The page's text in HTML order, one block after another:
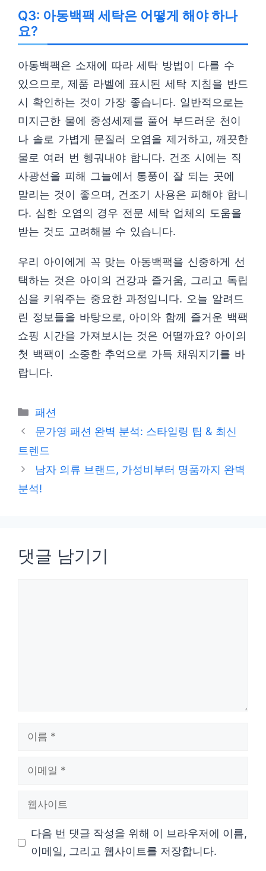
Q3: 아동백팩 세탁은 어떻게 해야 하나
요?
아동백팩은 소재에 따라 세탁 방법이 다를 수
있으므로, 제품 라벨에 표시된 세탁 지침을 반드
시 확인하는 것이 가장 좋습니다. 일반적으로는
미지근한 물에 중성세제를 풀어 부드러운 천이
나 솔로 가볍게 문질러 오염을 제거하고, 깨끗한
물로 여러 번 헹궈내야 합니다. 건조 시에는 직
사광선을 피해 그늘에서 통풍이 잘 되는 곳에
말리는 것이 좋으며, 건조기 사용은 피해야 합니
다. 심한 오염의 경우 전문 세탁 업체의 도움을
받는 것도 고려해볼 수 있습니다.
우리 아이에게 꼭 맞는 아동백팩을 신중하게 선
택하는 것은 아이의 건강과 즐거움, 그리고 독립
심을 키워주는 중요한 과정입니다. 오늘 알려드
린 정보들을 바탕으로, 아이와 함께 즐거운 백팩
쇼핑 시간을 가져보시는 것은 어떨까요? 아이의
첫 백팩이 소중한 추억으로 가득 채워지기를 바
랍니다.
카
테
리
패션
문가영 패션 완벽 분석: 스타일링 팁 & 최신
트렌드
남자 의류 브랜드, 가성비부터 명품까지 완벽
분석!
댓글 남기기
다음 번 댓글 작성을 위해 이 브라우저에 이름,
이메일, 그리고 웹사이트를 저장합니다.